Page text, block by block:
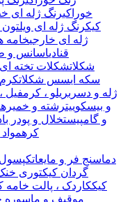
خوراکیرنگ ژله ای
کیکرنگ ژله ای ویلتون
ژله ای خارجیخامه
قنادیاسانس و
شکلاتشکلات تخته ای
سکه ایسس شکلاتکرم
ژله و دسر بریلو ، کرمفیل
و بیسکوییترشته و
و گامپیستخلال و پودر
کرهمواد
دماسنج فر و مایعاتکپسول
گردان کیکتوری
کیککاردک ، پالت خامه
موقیف و ماسوره